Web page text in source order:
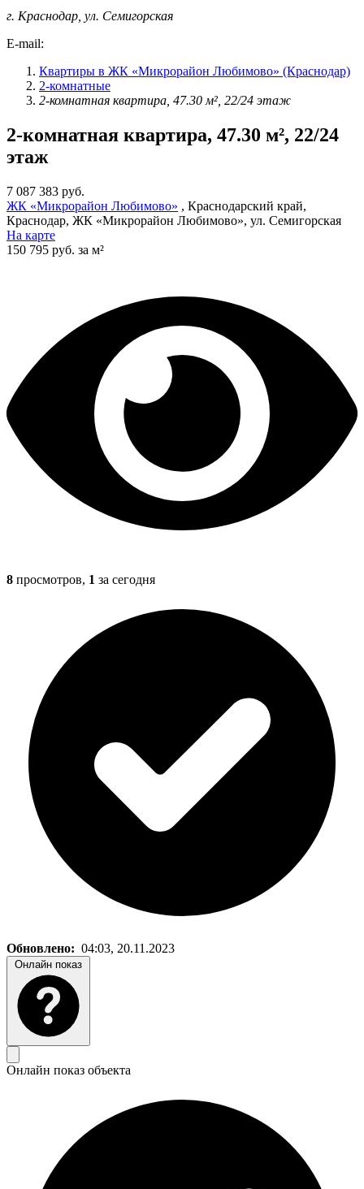
г. Краснодар, ул. Семигорская
E-mail:
Квартиры в ЖК «Микрорайон Любимово» (Краснодар)
2-комнатные
2-комнатная квартира, 47.30 м², 22/24 этаж
2-комнатная квартира, 47.30 м², 22/24
этаж
7 087 383 руб.
ЖК «Микрорайон Любимово» , Краснодарский край,
Краснодар, ЖК «Микрорайон Любимово», ул. Семигорская
На карте
150 795 руб. за м²
8 просмотров, 1 за сегодня
Обновлено: 04:03, 20.11.2023
Онлайн показ
Онлайн показ объекта